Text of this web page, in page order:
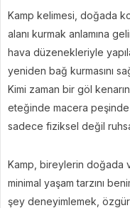
Kamp kelimesi, doğada
alanı kurmak anlamına
hava düzenekleriyle
yeniden bağ kurmasını
Kimi zaman bir göl
eteğinde macera peşinde
sadece fiziksel değil
Kamp, bireylerin doğada
minimal yaşam tarzını
şey deneyimlemek,